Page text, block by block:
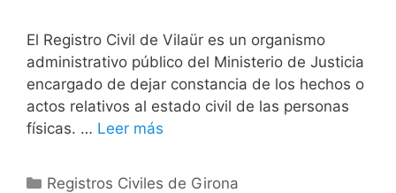
El Registro Civil de Vilaür es un organismo
administrativo público del Ministerio de Justicia
encargado de dejar constancia de los hechos o
actos relativos al estado civil de las personas
físicas. … Leer más
Categorías
Registros Civiles de Girona